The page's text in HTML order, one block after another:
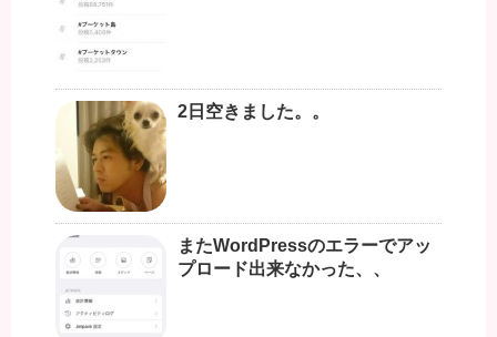
2日空きました。。
またWordPressのエラーでアッ
プロード出来なかった、、